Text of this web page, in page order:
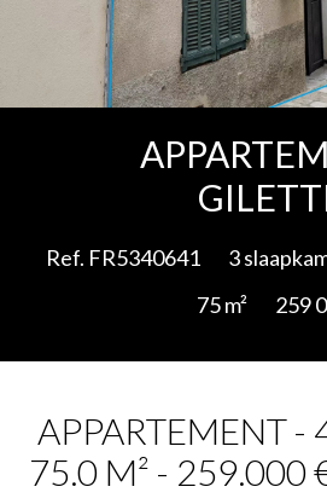
Ref. FR5340641 3
75 m²
259
APPARTEMENT -
75.0 M² - 259.000